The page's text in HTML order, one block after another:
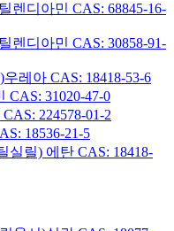
렌디아민 CAS: 68845-16-
렌디아민 CAS: 30858-91-
레아 CAS: 18418-53-6
31020-47-0
224578-01-2
18536-21-5
실릴) 에탄 CAS: 18418-